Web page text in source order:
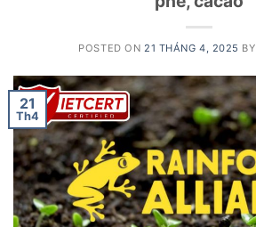
POSTED ON 21 THÁNG 4, 2025 BY
21
Th4